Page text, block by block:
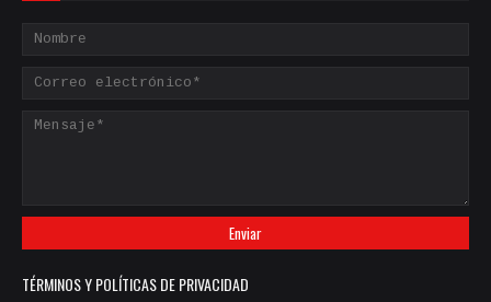
TÉRMINOS Y POLÍTICAS DE PRIVACIDAD